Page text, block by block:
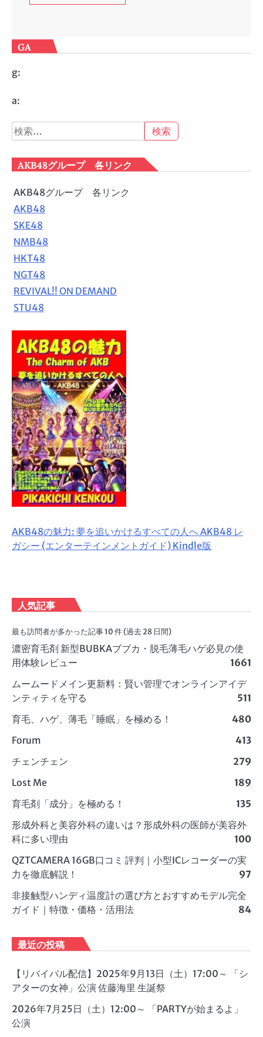
GA
g:
a:
検
索:
AKB48グループ 各リンク
AKB48グループ 各リンク
AKB48
SKE48
NMB48
HKT48
NGT48
REVIVAL!! ON DEMAND
STU48
AKB48の魅力: 夢を追いかけるすべての人へ AKB48 レ
ガシー (エンターテインメントガイド) Kindle版
人気記事
最も訪問者が多かった記事 10 件 (過去 28 日間)
濃密育毛剤 新型BUBKAブブカ・脱毛薄毛ハゲ必見の使
用体験レビュー
1661
ムームードメイン更新料：賢い管理でオンラインアイデ
ンティティを守る
511
育毛、ハゲ、薄毛「睡眠」を極める！
480
Forum
413
チェンチェン
279
Lost Me
189
育毛剤「成分」を極める！
135
形成外科と美容外科の違いは？形成外科の医師が美容外
科に多い理由
100
QZTCAMERA 16GB口コミ 評判｜小型ICレコーダーの実
力を徹底解説！
97
非接触型ハンディ温度計の選び方とおすすめモデル完全
ガイド｜特徴・価格・活用法
84
最近の投稿
【リバイバル配信】2025年9月13日（土）17:00～ 「シ
アターの女神」公演 佐藤海里 生誕祭
2026年7月25日（土）12:00～ 「PARTYが始まるよ」
公演